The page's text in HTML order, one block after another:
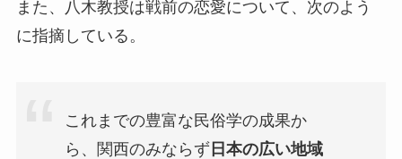
また、八木教授は戦前の恋愛について、次のよう
に指摘している。
これまでの豊富な民俗学の成果か
ら、関西のみならず日本の広い地域